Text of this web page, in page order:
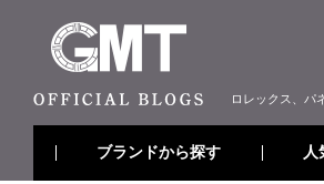
ロレックス、パ
ブランドから探す 人